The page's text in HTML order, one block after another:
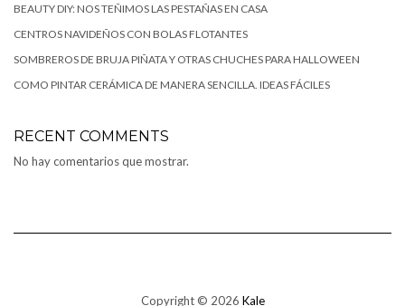
BEAUTY DIY: NOS TEÑIMOS LAS PESTAÑAS EN CASA
CENTROS NAVIDEÑOS CON BOLAS FLOTANTES
SOMBREROS DE BRUJA PIÑATA Y OTRAS CHUCHES PARA HALLOWEEN
COMO PINTAR CERÁMICA DE MANERA SENCILLA. IDEAS FÁCILES
RECENT COMMENTS
No hay comentarios que mostrar.
Copyright © 2026 Kale